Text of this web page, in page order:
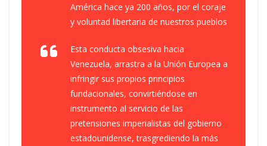
América hace ya 200 años, por el coraje
y voluntad libertaria de nuestros pueblos
Esta conducta obsesiva hacia
Venezuela, arrastra a la Unión Europea a
infringir sus propios principios
fundacionales, convirtiéndose en
instrumento al servicio de las
pretensiones imperialistas del gobierno
estadounidense, trasgrediendo la más